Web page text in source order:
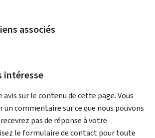
associés
intéresse
sur le contenu de cette page. Vous
un commentaire sur ce que nous pouvons
pas de réponse à votre
le formulaire de contact pour toute